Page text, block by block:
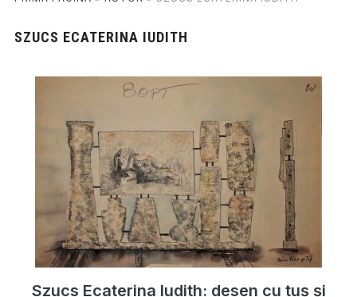
SZUCS ECATERINA IUDITH
Szucs Ecaterina Iudith: desen cu tuș și